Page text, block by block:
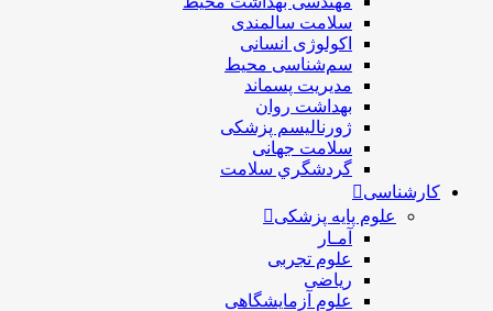
سلامت سالمندی
اکولوژی انسانی
سم‌شناسی محیط
مدیریت پسماند
بهداشت روان
ژورنالیسم پزشکی
سلامت جهانی
گردشگري سلامت
کارشناسی
علوم پایه پزشکی
آمـار
علوم تجربی
ریاضی
علوم آزمایشگاهی